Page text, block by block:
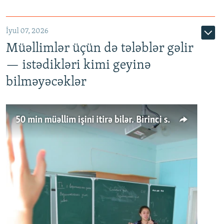
İyul 07, 2026
Müəllimlər üçün də tələblər gəlir
— istədikləri kimi geyinə
bilməyəcəklər
50 min müəllim işini itirə bilər. Birinci sinfə gedənlər azalır